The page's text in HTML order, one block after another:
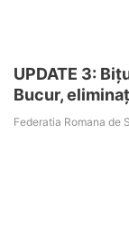
UPDATE 3:
Bucur,
Federatia Romana de